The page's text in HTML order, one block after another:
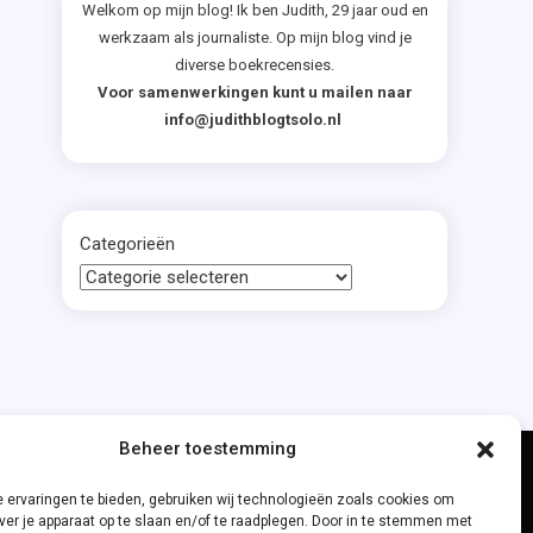
Beheer toestemming
ervaringen te bieden, gebruiken wij technologieën zoals cookies om
je apparaat op te slaan en/of te raadplegen. Door in te stemmen met
Welkom op mijn blog! Ik ben Judith, 29 jaar oud en
werkzaam als journaliste. Op mijn blog vind je
diverse boekrecensies.
Voor samenwerkingen kunt u mailen naar
info@judithblogtsolo.nl
Categorieën